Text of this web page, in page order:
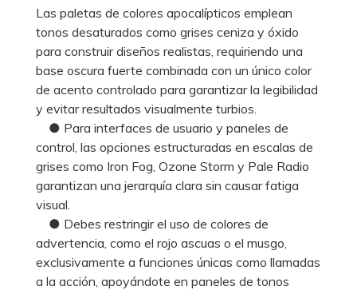
Las paletas de colores apocalípticos emplean
tonos desaturados como grises ceniza y óxido
para construir diseños realistas, requiriendo una
base oscura fuerte combinada con un único color
de acento controlado para garantizar la legibilidad
y evitar resultados visualmente turbios.
● Para interfaces de usuario y paneles de
control, las opciones estructuradas en escalas de
grises como Iron Fog, Ozone Storm y Pale Radio
garantizan una jerarquía clara sin causar fatiga
visual.
● Debes restringir el uso de colores de
advertencia, como el rojo ascuas o el musgo,
exclusivamente a funciones únicas como llamadas
a la acción, apoyándote en paneles de tonos